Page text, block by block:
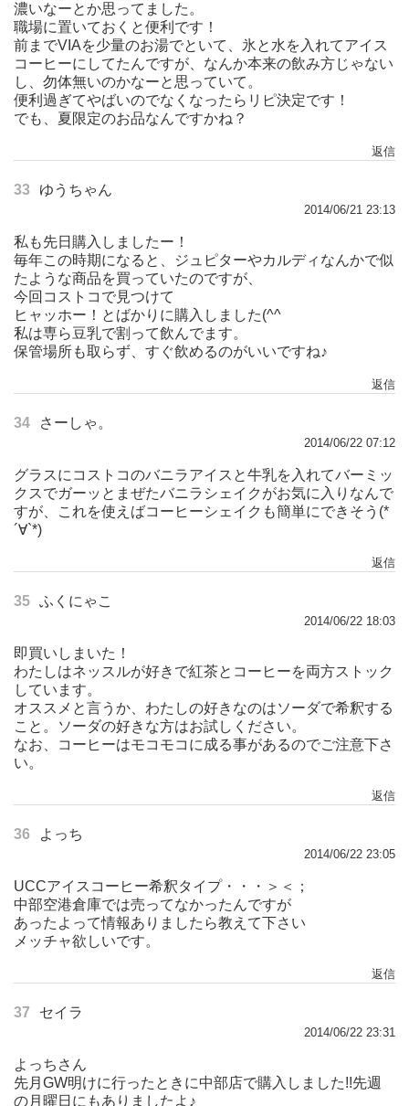
濃いなーとか思ってました。
職場に置いておくと便利です！
前までVIAを少量のお湯でといて、氷と水を入れてアイス
コーヒーにしてたんですが、なんか本来の飲み方じゃない
し、勿体無いのかなーと思っていて。
便利過ぎてやばいのでなくなったらリピ決定です！
でも、夏限定のお品なんですかね？
返信
33 ゆうちゃん
2014/06/21 23:13
私も先日購入しましたー！
毎年この時期になると、ジュピターやカルディなんかで似
たような商品を買っていたのですが、
今回コストコで見つけて
ヒャッホー！とばかりに購入しました(^^ゞ
私は専ら豆乳で割って飲んでます。
保管場所も取らず、すぐ飲めるのがいいですね♪
返信
34 さーしゃ。
2014/06/22 07:12
グラスにコストコのバニラアイスと牛乳を入れてバーミッ
クスでガーッとまぜたバニラシェイクがお気に入りなんで
すが、これを使えばコーヒーシェイクも簡単にできそう(*
´∀`*)
返信
35 ふくにゃこ
2014/06/22 18:03
即買いしまいた！
わたしはネッスルが好きで紅茶とコーヒーを両方ストック
しています。
オススメと言うか、わたしの好きなのはソーダで希釈する
こと。ソーダの好きな方はお試しください。
なお、コーヒーはモコモコに成る事があるのでご注意下さ
い。
返信
36 よっち
2014/06/22 23:05
UCCアイスコーヒー希釈タイプ・・・＞＜；
中部空港倉庫では売ってなかったんですが
あったよって情報ありましたら教えて下さい
メッチャ欲しいです。
返信
37 セイラ
2014/06/22 23:31
よっちさん
先月GW明けに行ったときに中部店で購入しました!!先週
の月曜日にもありましたよ♪